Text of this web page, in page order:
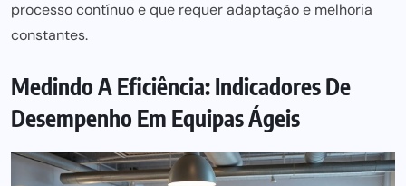
processo contínuo e que requer adaptação e melhoria
constantes.
Medindo A Eficiência: Indicadores De
Desempenho Em Equipas Ágeis